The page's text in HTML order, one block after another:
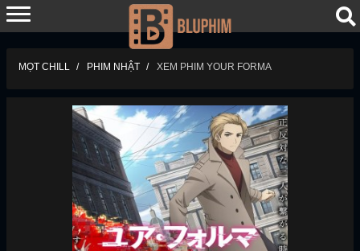
MỌT CHILL PHIM NHẬT XEM PHIM YOUR FORMA